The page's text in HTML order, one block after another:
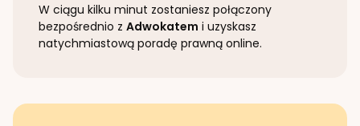
W ciągu kilku minut zostaniesz połączony
bezpośrednio z Adwokatem i uzyskasz
natychmiastową poradę prawną online.